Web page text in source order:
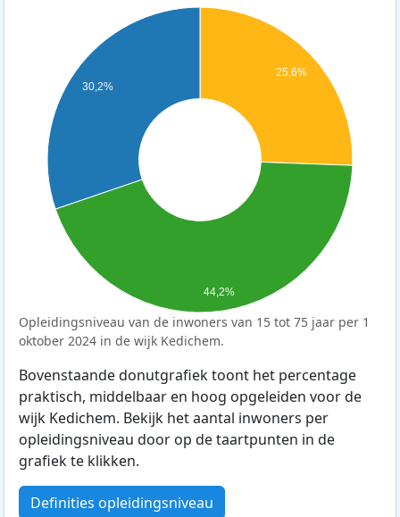
25,6%
30,2%
44,2%
Opleidingsniveau van de inwoners van 15 tot 75 jaar per 1
oktober 2024 in de wijk Kedichem.
Bovenstaande donutgrafiek toont het percentage
praktisch, middelbaar en hoog opgeleiden voor de
wijk Kedichem. Bekijk het aantal inwoners per
opleidingsniveau door op de taartpunten in de
grafiek te klikken.
Definities opleidingsniveau